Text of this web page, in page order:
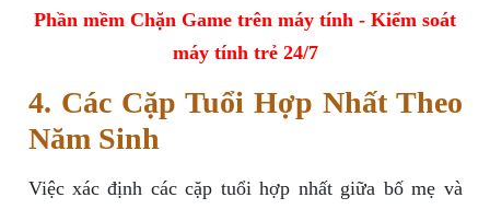
Phần mềm Chặn Game trên máy tính - Kiểm soát
máy tính trẻ 24/7
4. Các Cặp Tuổi Hợp Nhất Theo
Năm Sinh
Việc xác định các cặp tuổi hợp nhất giữa bố mẹ và